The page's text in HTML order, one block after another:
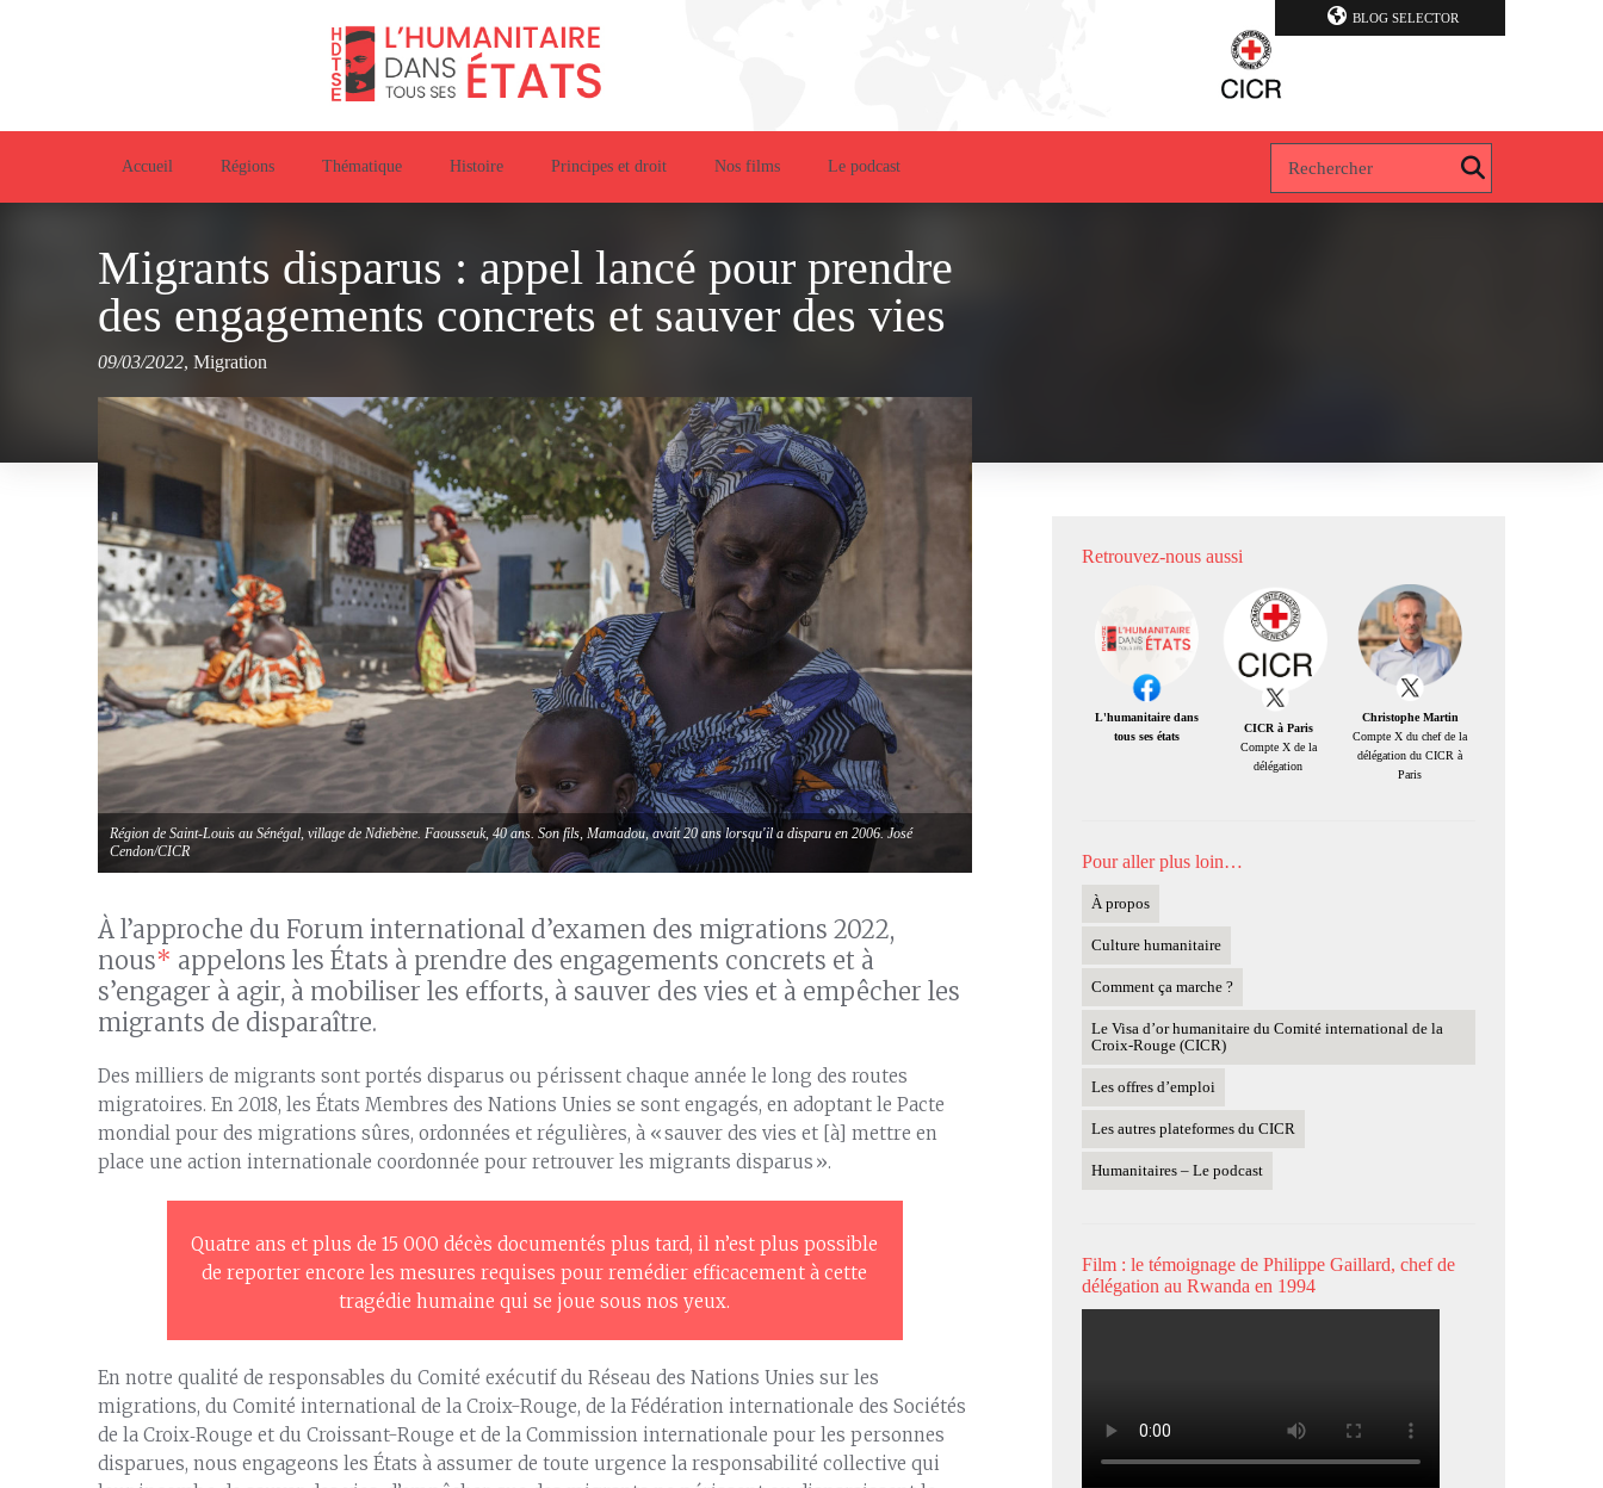
BLOG SELECTOR
Accueil Régions Thématique Histoire Principes et droit Nos films Le podcast
Migrants disparus : appel lancé pour prendre
des engagements concrets et sauver des vies
09/03/2022, Migration
Région de Saint-Louis au Sénégal, village de Ndiebène. Faousseuk, 40 ans. Son fils, Mamadou, avait 20 ans lorsqu'il a disparu en 2006. José
Cendon/CICR
À l’approche du Forum international d’examen des migrations 2022,
nous* appelons les États à prendre des engagements concrets et à
s’engager à agir, à mobiliser les efforts, à sauver des vies et à empêcher les
migrants de disparaître.
Des milliers de migrants sont portés disparus ou périssent chaque année le long des routes
migratoires. En 2018, les États Membres des Nations Unies se sont engagés, en adoptant le Pacte
mondial pour des migrations sûres, ordonnées et régulières, à « sauver des vies et [à] mettre en
place une action internationale coordonnée pour retrouver les migrants disparus ».
Quatre ans et plus de 15 000 décès documentés plus tard, il n’est plus possible
de reporter encore les mesures requises pour remédier efficacement à cette
tragédie humaine qui se joue sous nos yeux.
En notre qualité de responsables du Comité exécutif du Réseau des Nations Unies sur les
migrations, du Comité international de la Croix-Rouge, de la Fédération internationale des Sociétés
de la Croix‑Rouge et du Croissant-Rouge et de la Commission internationale pour les personnes
disparues, nous engageons les États à assumer de toute urgence la responsabilité collective qui
Retrouvez-nous aussi
L'humanitaire dans
tous ses états
CICR à Paris
Compte X de la
délégation
Christophe Martin
Compte X du chef de la
délégation du CICR à
Paris
Pour aller plus loin…
À propos
Culture humanitaire
Comment ça marche ?
Le Visa d’or humanitaire du Comité international de la
Croix-Rouge (CICR)
Les offres d’emploi
Les autres plateformes du CICR
Humanitaires – Le podcast
Film : le témoignage de Philippe Gaillard, chef de
délégation au Rwanda en 1994